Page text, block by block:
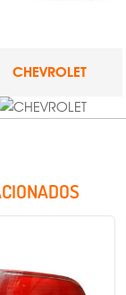
CHEVROLET
Incluye Cristales